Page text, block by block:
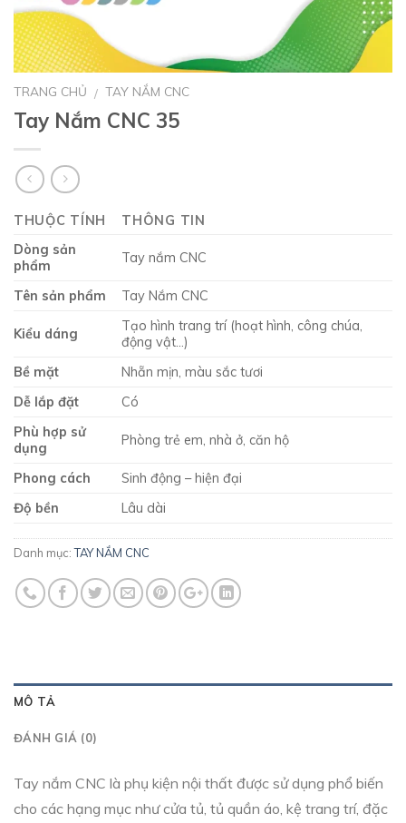
TRANG CHỦ / TAY NẮM CNC
Tay Nắm CNC 35
THUỘC TÍNH
THÔNG TIN
Dòng sản
phẩm
Tay nắm CNC
Tên sản phẩm Tay Nắm CNC
Kiểu dáng
Tạo hình trang trí (hoạt hình, công chúa,
động vật…)
Bề mặt
Nhẵn mịn, màu sắc tươi
Dễ lắp đặt
Có
Phù hợp sử
dụng
Phòng trẻ em, nhà ở, căn hộ
Phong cách
Sinh động – hiện đại
Độ bền
Lâu dài
Danh mục:TAY NẮM CNC
MÔ TẢ
ĐÁNH GIÁ (0)
Tay nắm CNC là phụ kiện nội thất được sử dụng phổ biến
cho các hạng mục như cửa tủ, tủ quần áo, kệ trang trí, đặc